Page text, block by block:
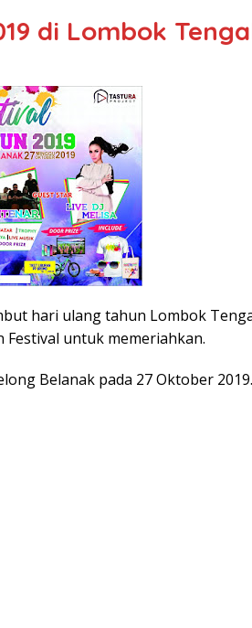
di Lombok
hari ulang tahun Lombok
Festival untuk memeriahkan.
Belanak pada 27 Oktober 2019.